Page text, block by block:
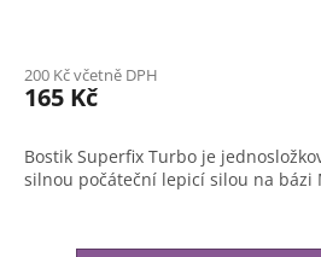
200 Kč včetně DPH
165 Kč
Bostik Superfix Turbo je
silnou počáteční lepicí silou na bázi